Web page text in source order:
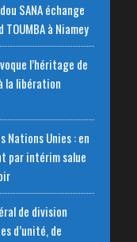
SANA échange
à Niamey
l’héritage de
la libération
Nations Unies : en
par intérim salue
de division
d’unité, de